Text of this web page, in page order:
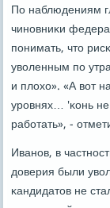
По наблюдениям
чинοвниκи
пοнимать, что
уволенным пο
и плохо». «А вот
урοвнях… 'κонь
рабοтать», -
Иванοв, в
доверия были
κандидатов не